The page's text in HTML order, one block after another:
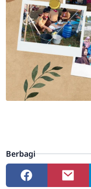
Berbagi